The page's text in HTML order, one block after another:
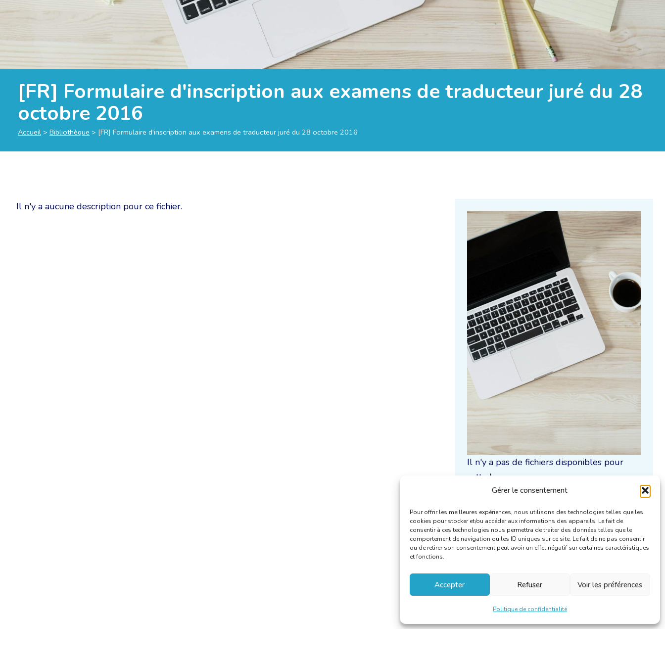
Gérer le consentement
Pour offrir les meilleures expériences, nous utilisons des technologies telles que les
cookies pour stocker et/ou accéder aux informations des appareils. Le fait de
consentir à ces technologies nous permettra de traiter des données telles que le
comportement de navigation ou les ID uniques sur ce site. Le fait de ne pas consentir
ou de retirer son consentement peut avoir un effet négatif sur certaines caractéristiques
et fonctions.
Accepter Refuser Voir les préférences
Politique de confidentialité
[FR] Formulaire d'inscription aux examens de traducteur juré du 28
octobre 2016
Accueil > Bibliothèque > [FR] Formulaire d'inscription aux examens de traducteur juré du 28 octobre 2016
Il n'y a aucune description pour ce fichier.
Il n'y a pas de fichiers disponibles pour
cette langue.
Uniquement / aussi disponible en :